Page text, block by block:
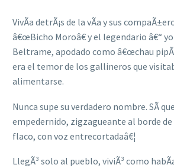
VivÃ­a detrÃ¡s de la vÃ­a y sus
â€œBicho Moroâ€ y el legendario â€“
Beltrame, apodado como â€œchau
era el temor de los gallineros que
alimentarse.
Nunca supe su verdadero nombre. SÃ­
empedernido, zigzagueante al borde
flaco, con voz entrecortadaâ€¦
LlegÃ³ solo al pueblo, viviÃ³ como